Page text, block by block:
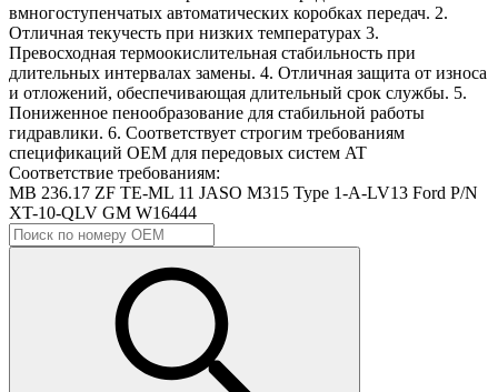
вмногоступенчатых автоматических коробках передач. 2.
Отличная текучесть при низких температурах 3.
Превосходная термоокислительная стабильность при
длительных интервалах замены. 4. Отличная защита от износа
и отложений, обеспечивающая длительный срок службы. 5.
Пониженное пенообразование для стабильной работы
гидравлики. 6. Соответствует строгим требованиям
спецификаций OEM для передовых систем AT
Соответствие требованиям:
MB 236.17 ZF TE-ML 11 JASO M315 Type 1-A-LV13 Ford P/N
XT-10-QLV GM W16444